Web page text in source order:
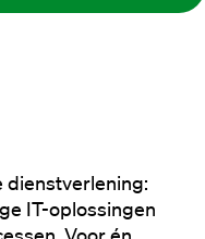
dienstverlening:
IT-oplossingen